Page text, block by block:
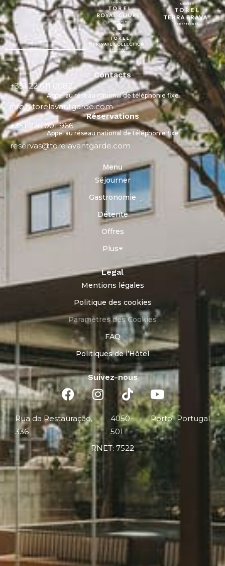
Contacts
+351 22 011 0082
Appel au réseau national de téléphonie fixe
info@torelavantgarde.com
Réservations
+351 226 001 966
Appel au réseau national de téléphonie fixe
reservas@torelavantgarde.com
Menu
Séjourner
Gastronomie
Détente
Offres
Plus
Legal
Mentions légales
Politique des cookies
Paramètres des Cookies
FAQ
Politiques de l’Hôtel
Suivez-nous
Rua da Restauração,
336
4050-
501
Porto Portugal
RNET: 7522